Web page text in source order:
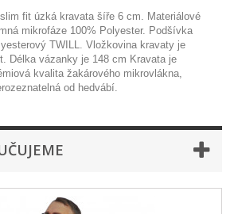
fit úzká kravata šíře 6 cm. Materiálové
mikrofáze 100% Polyester. Podšívka
TWILL. Vložkovina kravaty je
Délka vázanky je 148 cm Kravata je
kvalita žakárového mikrovlákna,
od hedvábí.